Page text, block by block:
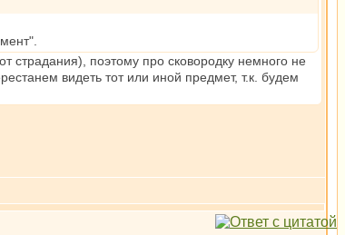
страдания), поэтому про сковородку немного не
видеть тот или иной предмет, т.к. будем